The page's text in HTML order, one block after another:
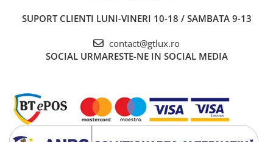
SUPORT CLIENTI LUNI-VINERI 10-18 / SAMBATA 9-13
contact@gtlux.ro
SOCIAL URMARESTE-NE IN SOCIAL MEDIA